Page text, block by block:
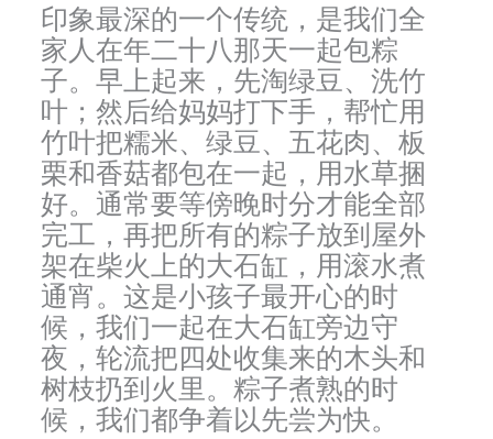
印象最深的一个传统，是我们全
家人在年二十八那天一起包粽
子。早上起来，先淘绿豆、洗竹
叶；然后给妈妈打下手，帮忙用
竹叶把糯米、绿豆、五花肉、板
栗和香菇都包在一起，用水草捆
好。通常要等傍晚时分才能全部
完工，再把所有的粽子放到屋外
架在柴火上的大石缸，用滚水煮
通宵。这是小孩子最开心的时
候，我们一起在大石缸旁边守
夜，轮流把四处收集来的木头和
树枝扔到火里。粽子煮熟的时
候，我们都争着以先尝为快。